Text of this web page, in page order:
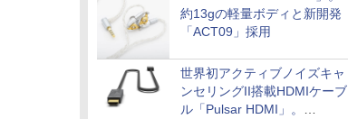
約13gの軽量ボディと新開発
「ACT09」採用
世界初アクティブノイズキャ
ンセリングII搭載HDMIケーブ
ル「Pulsar HDMI」。